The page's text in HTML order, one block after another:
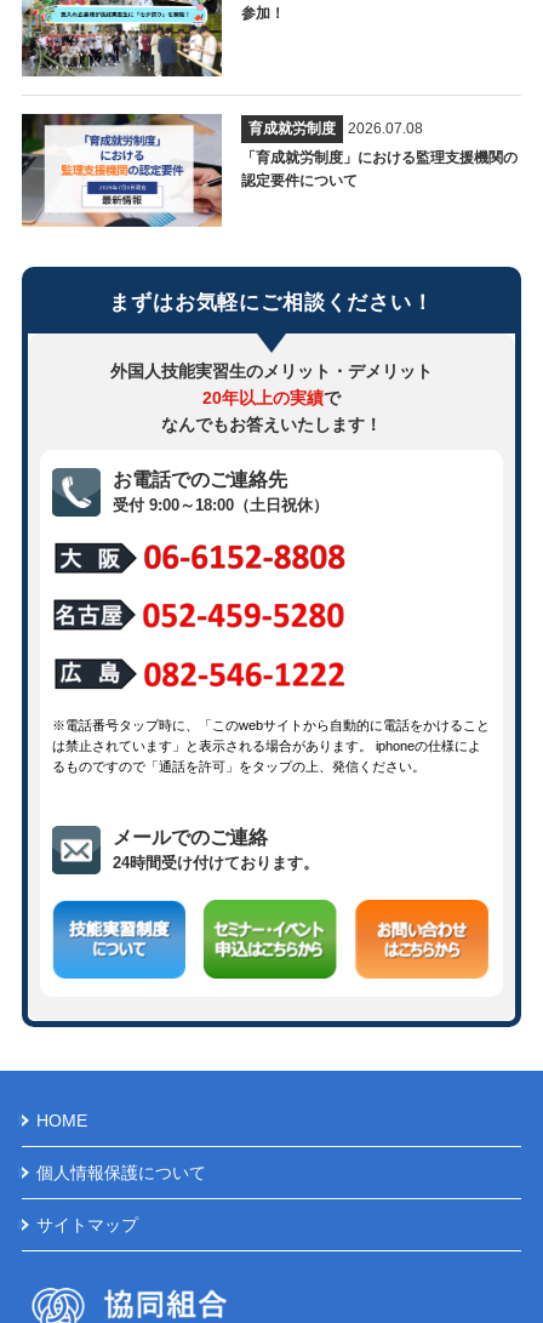
参加！
育成就労制度
2026.07.08
「育成就労制度」における監理支援機関の
認定要件について
まずはお気軽にご相談ください！
外国人技能実習生のメリット・デメリット
20年以上の実績で
なんでもお答えいたします！
お電話でのご連絡先
受付 9:00～18:00（土日祝休）
※電話番号タップ時に、「このwebサイトから自動的に電話をかけること
は禁止されています」と表示される場合があります。 iphoneの仕様によ
るものですので「通話を許可」をタップの上、発信ください。
メールでのご連絡
24時間受け付けております。
HOME
個人情報保護について
サイトマップ